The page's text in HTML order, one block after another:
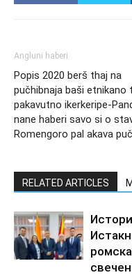
Angluni haberi
Popis 2020 berš thaj na
pučhibnaja baši etnikano
pakavutno ikerkeripe-
nane haberi savo si o
Romengoro pal akava
RELATED ARTICLES